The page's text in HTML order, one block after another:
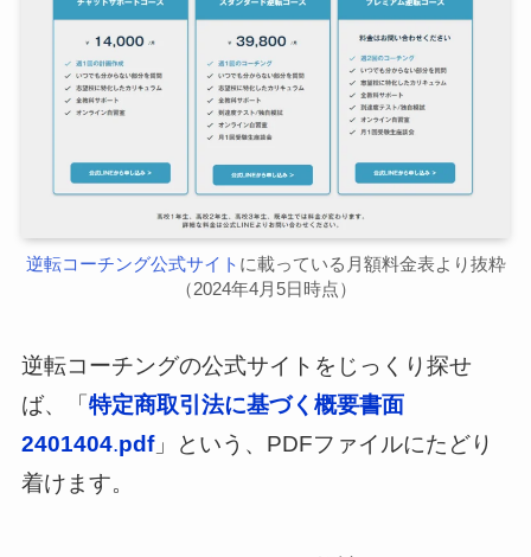
逆転コーチング公式サイト に載っている月額料金表より抜粋
（2024年4月5日時点）
逆転コーチングの公式サイトをじっくり探せ
ば、「 特定商取引法に基づく概要書面
2401404.pdf」という、PDFファイルにたどり
着けます。